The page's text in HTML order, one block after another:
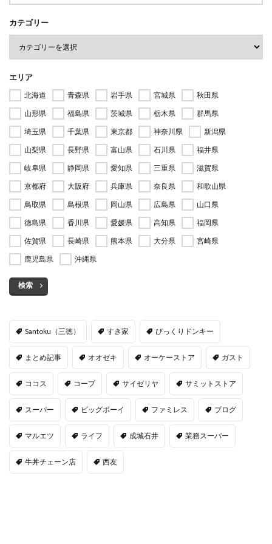
カテゴリー
エリア
北海道 青森県 岩手県 宮城県
秋田県
山形県
福島県 茨城県 栃木県
群馬県
埼玉県
千葉県 東京都 神奈川県
新潟県
山梨県
長野県 富山県 石川県
福井県
岐阜県
静岡県 愛知県 三重県
滋賀県
京都府
大阪府 兵庫県 奈良県
和歌山県
鳥取県
島根県 岡山県 広島県
山口県
徳島県
香川県 愛媛県 高知県
福岡県
佐賀県
長崎県 熊本県 大分県
宮崎県
鹿児島県
沖縄県
検索
Santoku（三徳） すき家 びっくりドンキー
まとめ記事 オオゼキ オーケーストア ガスト
ココス コープ サイゼリヤ サミットストア
スーパー ビッグボーイ ファミレス ブログ
マルエツ ライフ 成城石井 業務スーパー
牛丼チェーン店 西友